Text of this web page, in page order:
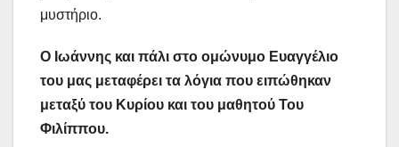
μυστήριο.
Ο Ιωάννης και πάλι στο ομώνυμο Ευαγγέλιο
του μας μεταφέρει τα λόγια που ειπώθηκαν
μεταξύ του Κυρίου και του μαθητού Του
Φιλίππου.